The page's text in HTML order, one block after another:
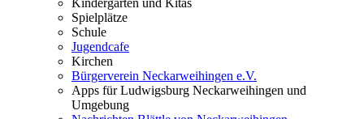
Kindergarten und Kitas
Spielplätze
Schule
Jugendcafe
Kirchen
Bürgerverein Neckarweihingen e.V.
Apps für Ludwigsburg Neckarweihingen und
Umgebung